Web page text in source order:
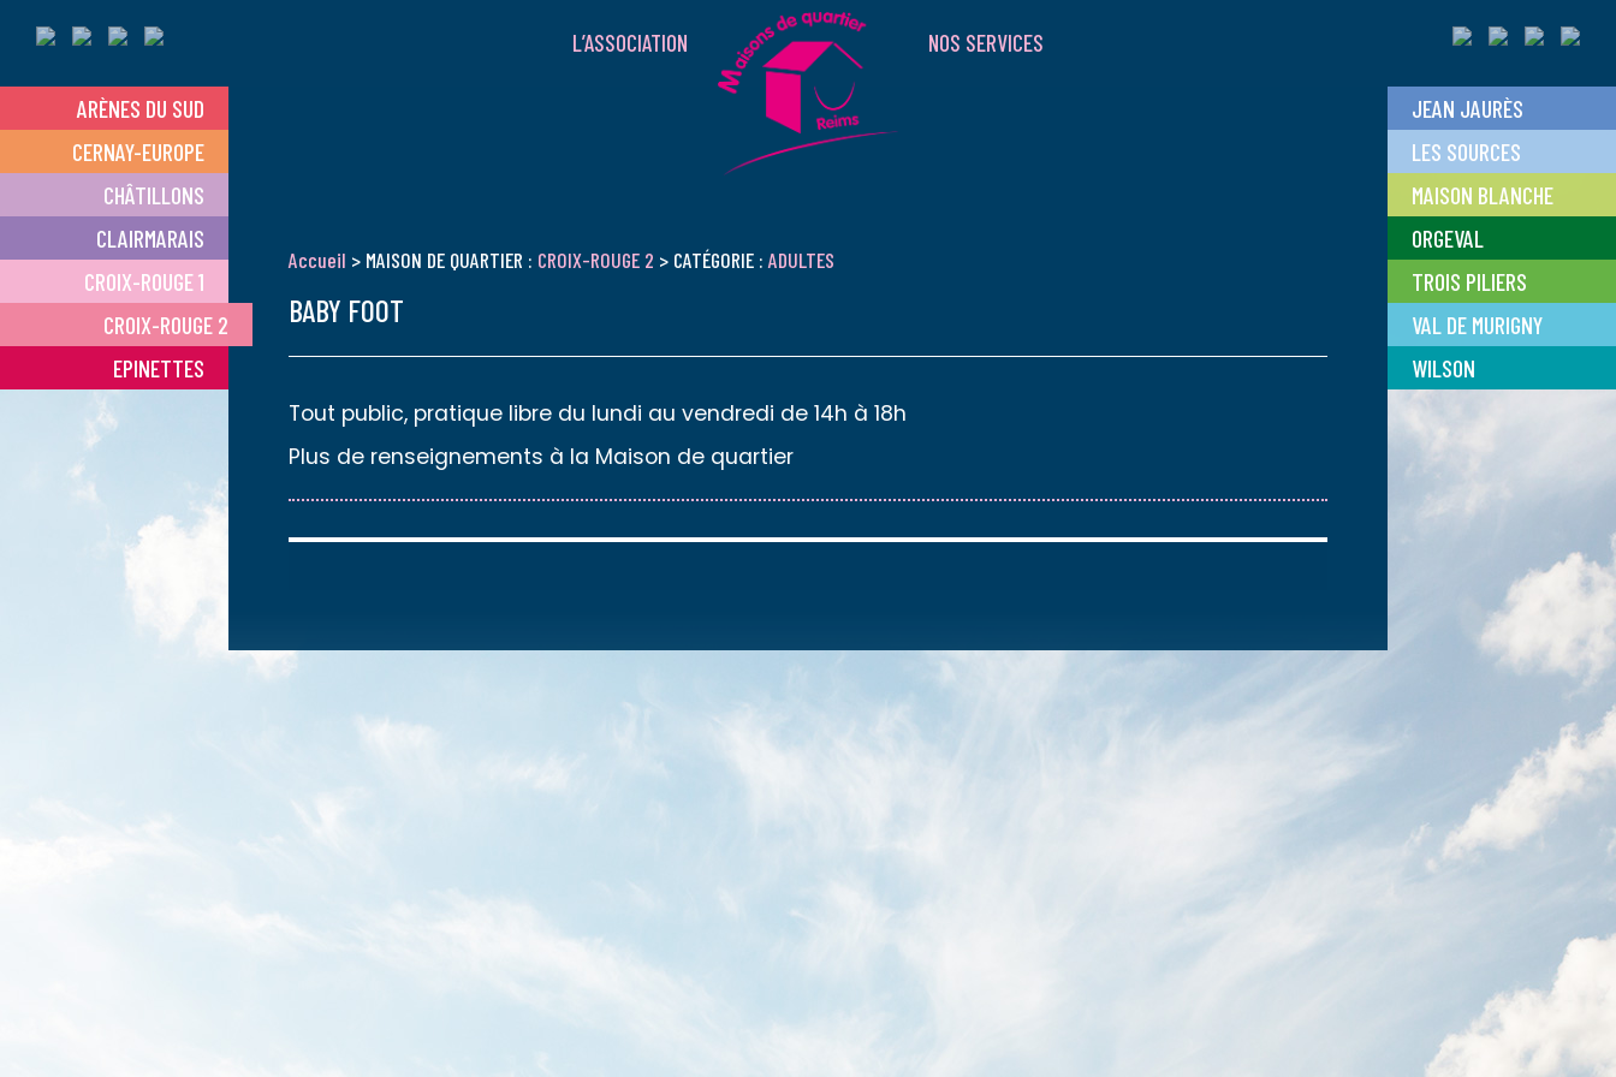
NOS SERVICES
L’ASSOCIATION
ARÈNES DU SUD
CERNAY-EUROPE
CHÂTILLONS
CLAIRMARAIS
CROIX-ROUGE 1
CROIX-ROUGE 2
EPINETTES
JEAN JAURÈS
LES SOURCES
MAISON BLANCHE
ORGEVAL
TROIS PILIERS
VAL DE MURIGNY
WILSON
Accueil > MAISON DE QUARTIER : CROIX-ROUGE 2 > CATÉGORIE : ADULTES
BABY FOOT
Tout public, pratique libre du lundi au vendredi de 14h à 18h
Plus de renseignements à la Maison de quartier